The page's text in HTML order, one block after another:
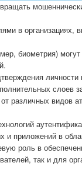
в организациях,
биометрия)
слоев
различных видов
и приложений в
роль в
так и для